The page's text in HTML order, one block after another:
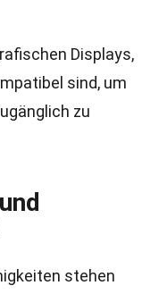
Displays,
sind, um
zu
stehen